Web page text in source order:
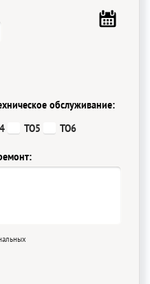
обслуживание:
ТО5 ТО6